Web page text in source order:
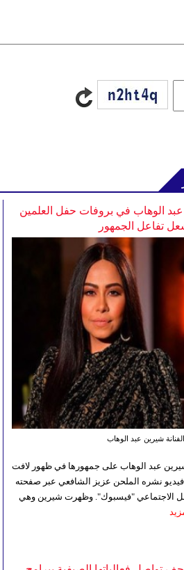
الوهاب في بروفات حفل العلمين
تفاعل الجمهور
الفنانة شيرين عبد الوهاب
عبد الوهاب على جمهورها في ظهور لافت
نشره الملحن عزيز الشافعي عبر صفحته
الاجتماعي "فيسبوك". وظهرت شيرين وهي